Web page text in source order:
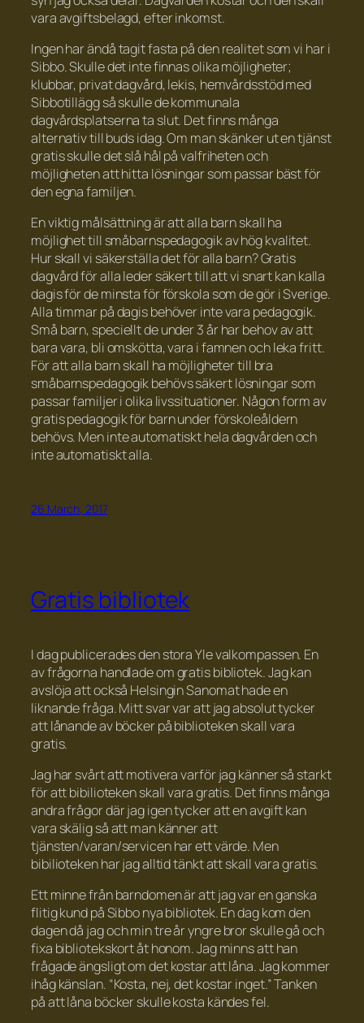
vara avgiftsbelagd, efter inkomst.
Ingen har ändå tagit fasta på den realitet som vi har i
Sibbo. Skulle det inte finnas olika möjligheter;
klubbar, privat dagvård, lekis, hemvårdsstöd med
Sibbotillägg så skulle de kommunala
dagvårdsplatserna ta slut. Det finns många
alternativ till buds idag. Om man skänker ut en tjänst
gratis skulle det slå hål på valfriheten och
möjligheten att hitta lösningar som passar bäst för
den egna familjen.
En viktig målsättning är att alla barn skall ha
möjlighet till småbarnspedagogik av hög kvalitet.
Hur skall vi säkerställa det för alla barn? Gratis
dagvård för alla leder säkert till att vi snart kan kalla
dagis för de minsta för förskola som de gör i Sverige.
Alla timmar på dagis behöver inte vara pedagogik.
Små barn, speciellt de under 3 år har behov av att
bara vara, bli omskötta, vara i famnen och leka fritt.
För att alla barn skall ha möjligheter till bra
småbarnspedagogik behövs säkert lösningar som
passar familjer i olika livssituationer. Någon form av
gratis pedagogik för barn under förskoleåldern
behövs. Men inte automatiskt hela dagvården och
inte automatiskt alla.
26 March, 2017
Gratis bibliotek
I dag publicerades den stora Yle valkompassen. En
av frågorna handlade om gratis bibliotek. Jag kan
avslöja att också Helsingin Sanomat hade en
liknande fråga. Mitt svar var att jag absolut tycker
att lånande av böcker på biblioteken skall vara
gratis.
Jag har svårt att motivera varför jag känner så starkt
för att bibilioteken skall vara gratis. Det finns många
andra frågor där jag igen tycker att en avgift kan
vara skälig så att man känner att
tjänsten/varan/servicen har ett värde. Men
bibilioteken har jag alltid tänkt att skall vara gratis.
Ett minne från barndomen är att jag var en ganska
flitig kund på Sibbo nya bibliotek. En dag kom den
dagen då jag och min tre år yngre bror skulle gå och
fixa bibliotekskort åt honom. Jag minns att han
frågade ängsligt om det kostar att låna. Jag kommer
ihåg känslan. “Kosta, nej, det kostar inget.” Tanken
på att låna böcker skulle kosta kändes fel.